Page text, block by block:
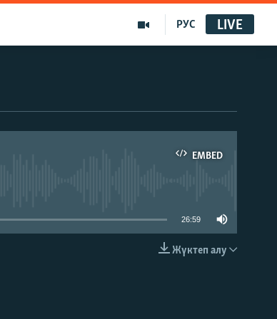
РУС LIVE
EMBED
EMBED
26:59
Жүктеп алу